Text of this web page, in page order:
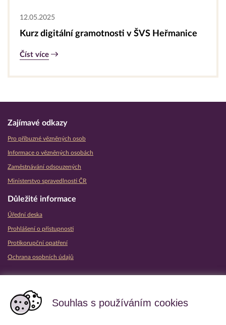
Souhlas s používáním cookies
12.05.2025
Kurz digitální gramotnosti v ŠVS Heřmanice
Číst více
Zajímavé odkazy
Pro příbuzné vězněných osob
Informace o vězněných osobách
Zaměstnávání odsouzených
Ministerstvo spravedlnosti ČR
Důležité informace
Úřední deska
Prohlášení o přístupnosti
Protikorupční opatření
Ochrana osobních údajů